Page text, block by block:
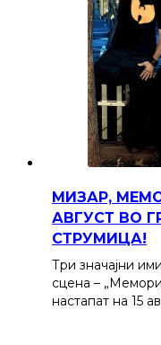
МИЗАР,
АВГУСТ ВО
СТРУМИЦА!
Три значајни
сцена –
настапат на 15